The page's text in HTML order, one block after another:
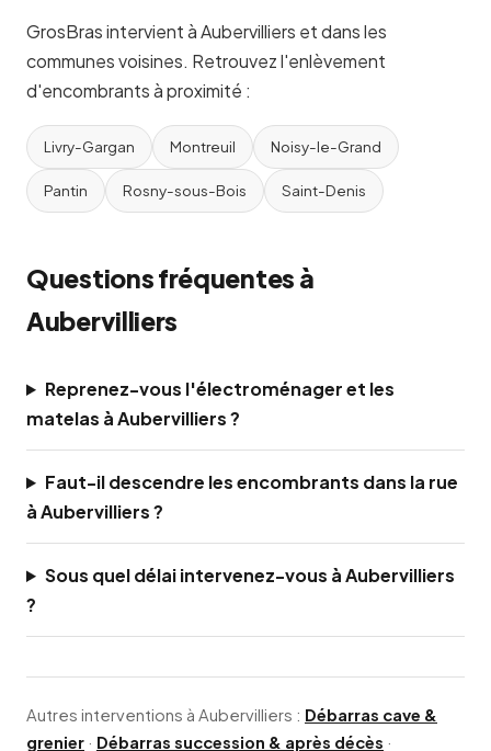
GrosBras intervient à Aubervilliers et dans les
communes voisines. Retrouvez l'enlèvement
d'encombrants à proximité :
Livry-Gargan Montreuil Noisy-le-Grand
Pantin Rosny-sous-Bois Saint-Denis
Questions fréquentes à
Aubervilliers
Reprenez-vous l'électroménager et les
matelas à Aubervilliers ?
Faut-il descendre les encombrants dans la rue
à Aubervilliers ?
Sous quel délai intervenez-vous à Aubervilliers
?
Autres interventions à Aubervilliers : Débarras cave &
grenier · Débarras succession & après décès ·